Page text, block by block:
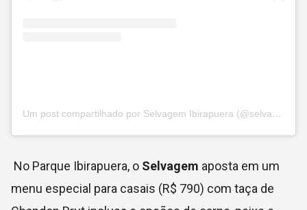
Um post compartilhado por Selvagem Ibirapuera (@selvagem.ibiirapuera)
No Parque Ibirapuera, o Selvagem aposta em um
menu especial para casais (R$ 790) com taça de